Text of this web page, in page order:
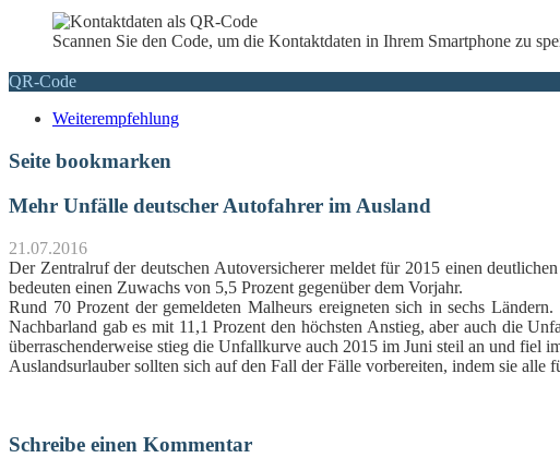
Scannen Sie den Code, um die Kontaktdaten in Ihrem Smartphone zu
QR-Code
Weiterempfehlung
Seite bookmarken
Mehr Unfälle deutscher Autofahrer im Ausland
21.07.2016
Der Zentralruf der deutschen Autoversicherer meldet für 2015 einen
bedeuten einen Zuwachs von 5,5 Prozent gegenüber dem Vorjahr.
Rund 70 Prozent der gemeldeten Malheurs ereigneten sich in sechs
Nachbarland gab es mit 11,1 Prozent den höchsten Anstieg, aber auch die
überraschenderweise stieg die Unfallkurve auch 2015 im Juni steil an und fiel
Auslandsurlauber sollten sich auf den Fall der Fälle vorbereiten, indem sie
Schreibe einen Kommentar